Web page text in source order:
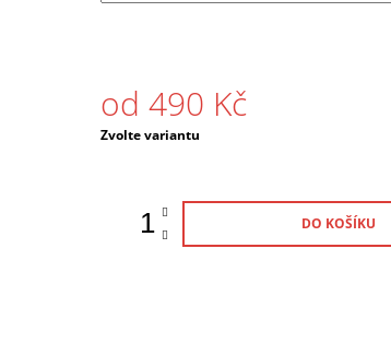
od 490 Kč
Měrná
Zvolte variantu
DO KOŠÍKU